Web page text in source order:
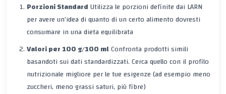
Porzioni StandardUtilizza le porzioni definite dai LARN
per avere un’idea di quanto di un certo alimento dovresti
consumare in una dieta equilibrata
Valori per 100 g/100 mlConfronta prodotti simili
basandoti sui dati standardizzati. Cerca quello con il profilo
nutrizionale migliore per le tue esigenze (ad esempio meno
zuccheri, meno grassi saturi, più fibre)